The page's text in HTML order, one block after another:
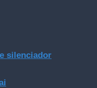
silenciador